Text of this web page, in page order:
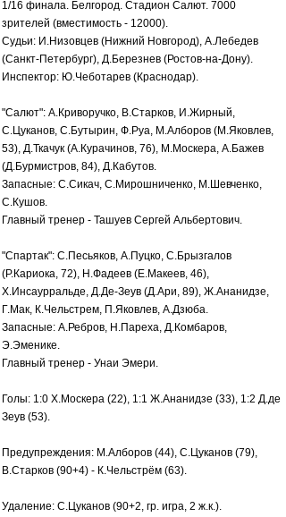
1/16 финала. Белгород. Стадион Салют. 7000
зрителей (вместимость - 12000).
Судьи: И.Низовцев (Нижний Новгород), А.Лебедев
(Санкт-Петербург), Д.Березнев (Ростов-на-Дону).
Инспектор: Ю.Чеботарев (Краснодар).
"Салют": А.Криворучко, В.Старков, И.Жирный,
С.Цуканов, С.Бутырин, Ф.Руа, М.Алборов (М.Яковлев,
53), Д.Ткачук (А.Курачинов, 76), М.Москера, А.Бажев
(Д.Бурмистров, 84), Д.Кабутов.
Запасные: С.Сикач, С.Мирошниченко, М.Шевченко,
С.Кушов.
Главный тренер - Ташуев Сергей Альбертович.
"Спартак": С.Песьяков, А.Пуцко, С.Брызгалов
(Р.Кариока, 72), Н.Фадеев (Е.Макеев, 46),
Х.Инсаурральде, Д.Де-Зеув (Д.Ари, 89), Ж.Ананидзе,
Г.Мак, К.Чельстрем, П.Яковлев, А.Дзюба.
Запасные: А.Ребров, Н.Пареха, Д.Комбаров,
Э.Эменике.
Главный тренер - Унаи Эмери.
Голы: 1:0 Х.Москера (22), 1:1 Ж.Ананидзе (33), 1:2 Д.де
Зеув (53).
Предупреждения: М.Алборов (44), С.Цуканов (79),
В.Старков (90+4) - К.Чельстрём (63).
Удаление: С.Цуканов (90+2, гр. игра, 2 ж.к.).